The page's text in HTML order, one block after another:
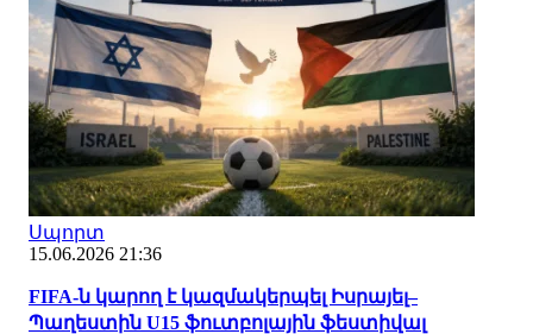
Սպորտ
15.06.2026 21:36
FIFA-ն կարող է կազմակերպել Իսրայել–
Պաղեստին U15 ֆուտբոլային ֆեստիվալ